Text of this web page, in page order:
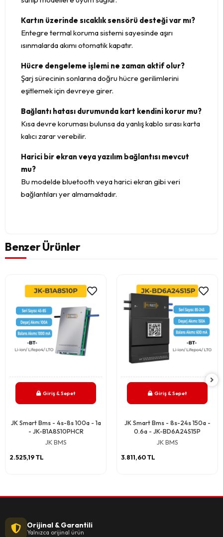
Kartın üzerinde sıcaklık sensörü desteği var mı?
Entegre termal koruma sistemi sayesinde aşırı
ısınmalarda akımı otomatik kapatır.
Hücre dengeleme işlemi ne zaman aktif olur?
Şarj sürecinin sonlarına doğru hücre gerilimlerini
eşitlemek için devreye girer.
Bağlantı hatası durumunda kart kendini korur mu?
Kısa devre koruması bulunsa da yanlış kablo sırası karta
kalıcı zarar verebilir.
Harici bir ekran veya yazılım bağlantısı mevcut
mu?
Bu modelde bluetooth veya harici ekran gibi veri
bağlantıları yer almamaktadır.
Benzer Ürünler
Giriş & Sepet
JK Smart Bms - 4s-8s 100a - 1a
- JK-B1A8S10PHCR
JK BMS
2.525,19 TL
Giriş & Sepet
JK Smart Bms - 8s-24s 150a -
0.6a - JK-BD6A24S15P
JK BMS
3.811,60 TL
Orijinal & Garantili
Yalnızca orijinal ürün